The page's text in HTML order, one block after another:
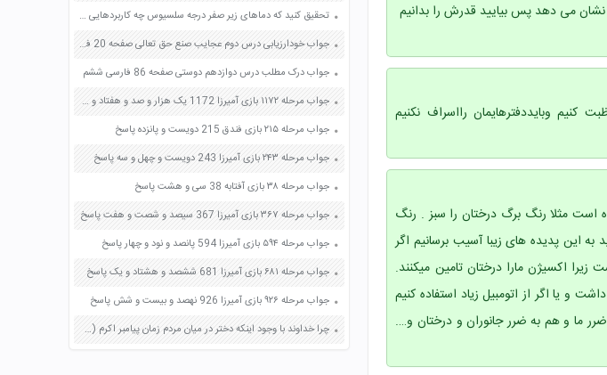
می دهد پس بیایید قدرش را بدانیم
وبایددفترهایمان رااسراف نکنیم
است مثلا رنگ برگ درختان را سبز . رنگ
این پدیده های زیبا آسیب برسانیم اگر
اکسیژن مارا درختان تامین میکنند.
و یا اگر از اتومبیل زیاد استفاده کنیم
ما و هم به ضرر جانوران و درختان و….
تحقیق کنید که دماهای زیر صفر درجه سلسیوس چه کاربردهایی در صنعت و پزشکی دارد و چگونه به این دماها می رسند صفحه 141 آزمایشگاه علوم تجربی دهم
جواب خودارزیابی درس دوم عجایب صنع حق تعالی صفحه 20 فارسی نهم
جواب درک مطلب درس دوازدهم دوستی صفحه 86 فارسی ششم
جواب مرحله ۱۱۷۲ بازی آمیرزا 1172 یک هزار و صد و هفتاد و دو پاسخ
جواب مرحله ۲۱۵ بازی فندق 215 دویست و پانزده پاسخ
جواب مرحله ۲۴۳ بازی آمیرزا 243 دویست و چهل و سه پاسخ
جواب مرحله ۳۸ بازی آفتابه 38 سی و هشت پاسخ
جواب مرحله ۳۶۷ بازی آمیرزا 367 سیصد و شصت و هفت پاسخ
جواب مرحله ۵۹۴ بازی آمیرزا 594 پانصد و نود و چهار پاسخ
جواب مرحله ۶۸۱ بازی آمیرزا 681 ششصد و هشتاد و یک پاسخ
جواب مرحله ۹۲۶ بازی آمیرزا 926 نهصد و بیست و شش پاسخ
چرا خداوند با وجود اینکه دختر در میان مردم زمان پیامبر اکرم (ص) مایه ننگ بود به ایشان فرزند دختر داد؟ صفحه 81 پیام های آسمان هفتم